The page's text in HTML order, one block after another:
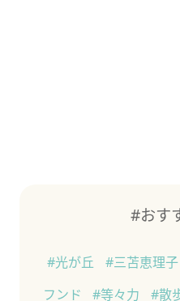
#おす
#光が丘 #三苫恵理子
フンド
#等々力 #散